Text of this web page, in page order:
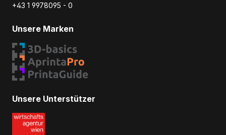
+43 1 9978095 - 0
Unsere Marken
Unsere Unterstützer